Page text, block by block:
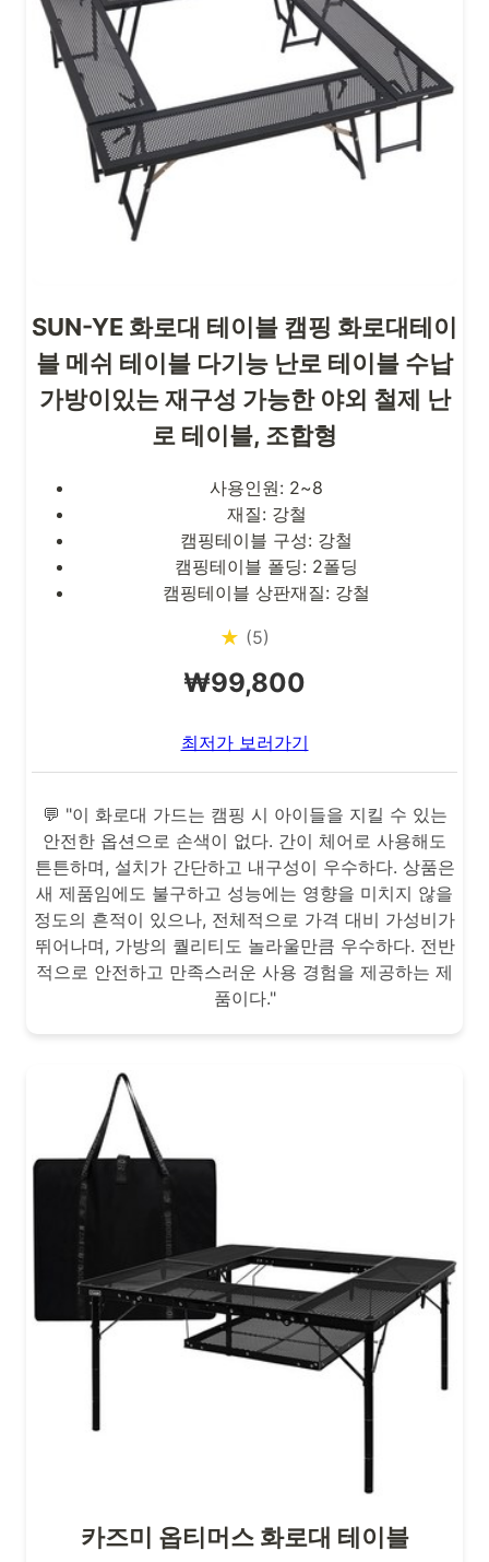
SUN-YE 화로대 테이블 캠핑 화로대테이
블 메쉬 테이블 다기능 난로 테이블 수납
가방이있는 재구성 가능한 야외 철제 난
로 테이블, 조합형
사용인원: 2~8
재질: 강철
캠핑테이블 구성: 강철
캠핑테이블 폴딩: 2폴딩
캠핑테이블 상판재질: 강철
★ (5)
₩99,800
최저가 보러가기
💬 "이 화로대 가드는 캠핑 시 아이들을 지킬 수 있는
안전한 옵션으로 손색이 없다. 간이 체어로 사용해도
튼튼하며, 설치가 간단하고 내구성이 우수하다. 상품은
새 제품임에도 불구하고 성능에는 영향을 미치지 않을
정도의 흔적이 있으나, 전체적으로 가격 대비 가성비가
뛰어나며, 가방의 퀄리티도 놀라울만큼 우수하다. 전반
적으로 안전하고 만족스러운 사용 경험을 제공하는 제
품이다."
카즈미 옵티머스 화로대 테이블